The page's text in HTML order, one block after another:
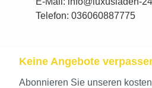
Telefon: 036060887775
Keine Angebote
Abonnieren Sie unseren